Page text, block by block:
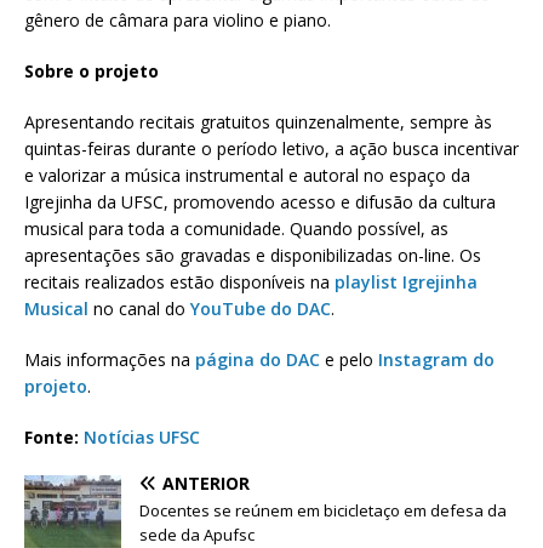
gênero de câmara para violino e piano.
Sobre o projeto
Apresentando recitais gratuitos quinzenalmente, sempre às
quintas-feiras durante o período letivo, a ação busca incentivar
e valorizar a música instrumental e autoral no espaço da
Igrejinha da UFSC, promovendo acesso e difusão da cultura
musical para toda a comunidade. Quando possível, as
apresentações são gravadas e disponibilizadas on-line. Os
recitais realizados estão disponíveis na playlist Igrejinha
Musical no canal do YouTube do DAC.
Mais informações na página do DAC e pelo Instagram do
projeto.
Fonte: Notícias UFSC
ANTERIOR
Docentes se reúnem em bicicletaço em defesa da
sede da Apufsc